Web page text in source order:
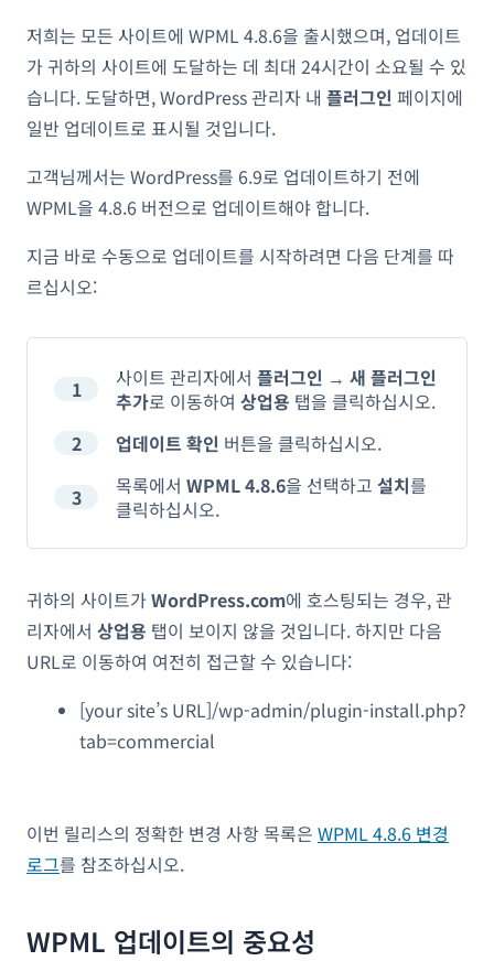
저희는 모든 사이트에 WPML 4.8.6을 출시했으며, 업데이트
가 귀하의 사이트에 도달하는 데 최대 24시간이 소요될 수 있
습니다. 도달하면, WordPress 관리자 내 플러그인 페이지에
일반 업데이트로 표시될 것입니다.
고객님께서는 WordPress를 6.9로 업데이트하기 전에
WPML을 4.8.6 버전으로 업데이트해야 합니다.
지금 바로 수동으로 업데이트를 시작하려면 다음 단계를 따
르십시오:
1 사이트 관리자에서플러그인 →새 플러그인
추가로 이동하여상업용 탭을 클릭하십시오.
2
업데이트 확인 버튼을 클릭하십시오.
3 목록에서WPML 4.8.6을 선택하고설치를
클릭하십시오.
귀하의 사이트가WordPress.com에 호스팅되는 경우, 관
리자에서 상업용 탭이 보이지 않을 것입니다. 하지만 다음
URL로 이동하여 여전히 접근할 수 있습니다:
[your site’s URL]/wp-admin/plugin-install.php?
tab=commercial
이번 릴리스의 정확한 변경 사항 목록은 WPML 4.8.6 변경
로그를 참조하십시오.
WPML 업데이트의 중요성